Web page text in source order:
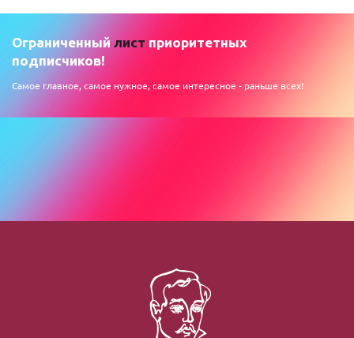
Ограниченный лист приоритетных
подписчиков!
Самое главное, самое нужное, самое интересное - раньше всех!